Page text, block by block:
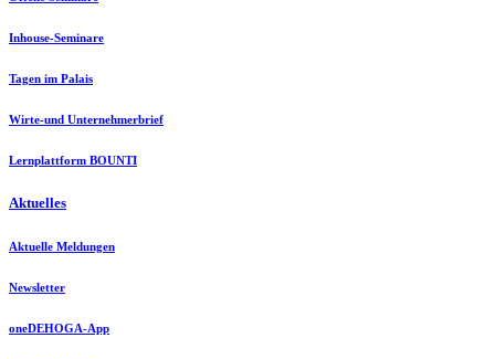
Inhouse-Seminare
Tagen im Palais
Wirte-und Unternehmerbrief
Lernplattform BOUNTI
Aktuelles
Aktuelle Meldungen
Newsletter
oneDEHOGA-App